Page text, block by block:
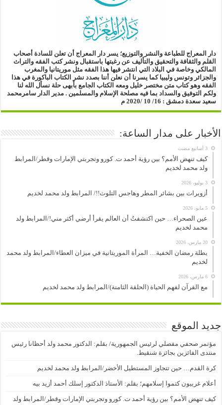
دار المعراج للطباعة والنشر والتوزيع؛ يسر دار المعراج أن تعلن للسادة أصحاب
القلم والثقافة والتحقيق والتأليف عن رغبتها باستقبال ونشر كتب الفقه والتراث
المالكي وخاصة في البلاد التي انتشر فيها هذا الفقه مثل موريتانيا والمغرب
والجزائر وتونس وليبيا كما يسرنا أن نعلن أننا بصدد نشر الكتاب الباكورة في هذا
الفقه وهو كتاب متن مختصر خليل ومعه الكتاب الجامع بأبهى حلة نسأل الله لنا
ولكم التوفيق والسداد بما فيه مصلحة الإسلام والمسلمين . مدير الدار سامرمحمد
سعيد سعدة دمشق : 16/ 10 /2020 م
الأخبار على مدار الساعة:
‏3 أسابيع مضت
كيف تنهض الأمم؟ بين رؤية أحمد ت. كورو وتجربتي الإمارات وقطر/المرابط
ولد محمد لخديم
3 يوليو، 2026
أزويرات بين بشائر المطر وهاجس التلوث!!/ المرابط ولد محمد لخديم
5 مايو، 2026
عين الصحراء… حين اكتشفتُ أن العالم يقرأ أرضي أكثر مني!/المرابط ولد
محمد لخديم
20 مارس، 2026
بطلة رمضان الخفية… المرأة الموريتانية في ميزان العطاء/المرابط ولد محمد
لخديم
6 مارس، 2026
مع القرآن لفهم الحياة (الحلقة الثامنة)/المرابط ولد محمد لخديم
جديد الموقع
مؤتمر صحفي مفصلي لرئيس الجمهورية/ بقلم: الدكتور محمد ولد أحظانا رئيس
منتدى الفائزين بجائزة شنقيط.
كرة القدم… حين تتجاوز المستطيل الأخضر/المرابط ولد محمد لخديم
أعلام غربيون كتموا إسلامهم؛ بقلم: الأستاذ الدكتور إسلك أحمد أزيد بيه
كيف تنهض الأمم؟ بين رؤية أحمد ت. كورو وتجربتي الإمارات وقطر/المرابط ولد